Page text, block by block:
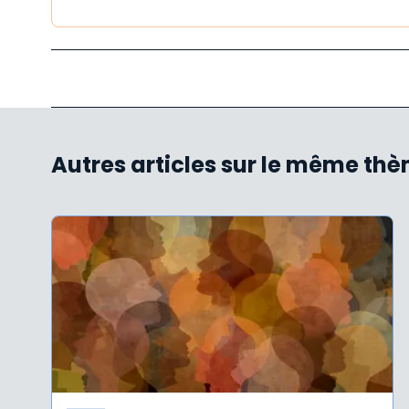
Autres articles sur le même